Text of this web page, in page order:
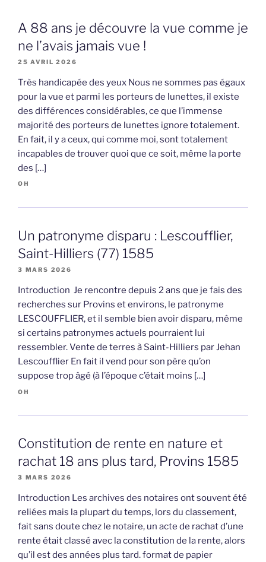
A 88 ans je découvre la vue comme je
ne l’avais jamais vue !
25 AVRIL 2026
Très handicapée des yeux Nous ne sommes pas égaux
pour la vue et parmi les porteurs de lunettes, il existe
des différences considérables, ce que l’immense
majorité des porteurs de lunettes ignore totalement.
En fait, il y a ceux, qui comme moi, sont totalement
incapables de trouver quoi que ce soit, même la porte
des […]
OH
Un patronyme disparu : Lescoufflier,
Saint-Hilliers (77) 1585
3 MARS 2026
Introduction Je rencontre depuis 2 ans que je fais des
recherches sur Provins et environs, le patronyme
LESCOUFFLIER, et il semble bien avoir disparu, même
si certains patronymes actuels pourraient lui
ressembler. Vente de terres à Saint-Hilliers par Jehan
Lescoufflier En fait il vend pour son père qu’on
suppose trop âgé (à l’époque c’était moins […]
OH
Constitution de rente en nature et
rachat 18 ans plus tard, Provins 1585
3 MARS 2026
Introduction Les archives des notaires ont souvent été
reliées mais la plupart du temps, lors du classement,
fait sans doute chez le notaire, un acte de rachat d’une
rente était classé avec la constitution de la rente, alors
qu’il est des années plus tard. format de papier